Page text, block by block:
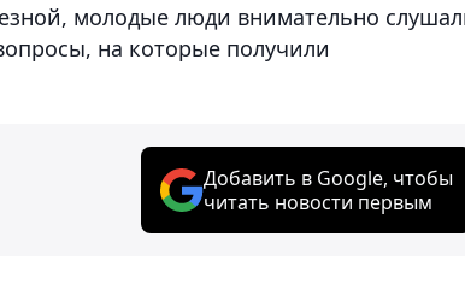
молодые люди внимательно
на которые получили
Добавить в Google, чтобы
читать новости первым